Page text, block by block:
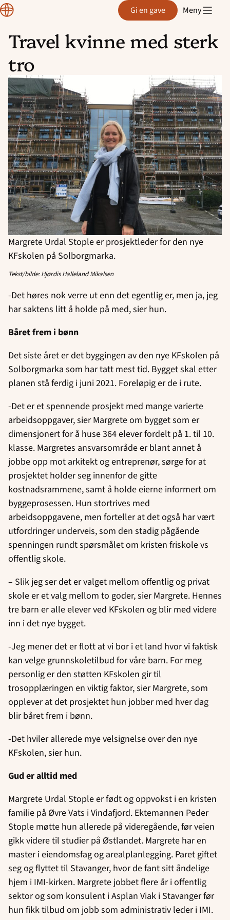
Hopp
til
innhold
Region
Rogaland Gi en gave Meny
Travel kvinne med sterk
tro
Margrete Urdal Stople er prosjektleder for den nye
KFskolen på Solborgmarka.
Tekst/bilde: Hjørdis Halleland Mikalsen
-Det høres nok verre ut enn det egentlig er, men ja, jeg
har saktens litt å holde på med, sier hun.
Båret frem i bønn
Det siste året er det byggingen av den nye KFskolen på
Solborgmarka som har tatt mest tid. Bygget skal etter
planen stå ferdig i juni 2021. Foreløpig er de i rute.
-Det er et spennende prosjekt med mange varierte
arbeidsoppgaver, sier Margrete om bygget som er
dimensjonert for å huse 364 elever fordelt på 1. til 10.
klasse. Margretes ansvarsområde er blant annet å
jobbe opp mot arkitekt og entreprenør, sørge for at
prosjektet holder seg innenfor de gitte
kostnadsrammene, samt å holde eierne informert om
byggeprosessen. Hun stortrives med
arbeidsoppgavene, men forteller at det også har vært
utfordringer underveis, som den stadig pågående
spenningen rundt spørsmålet om kristen friskole vs
offentlig skole.
– Slik jeg ser det er valget mellom offentlig og privat
skole er et valg mellom to goder, sier Margrete. Hennes
tre barn er alle elever ved KFskolen og blir med videre
inn i det nye bygget.
-Jeg mener det er flott at vi bor i et land hvor vi faktisk
kan velge grunnskoletilbud for våre barn. For meg
personlig er den støtten KFskolen gir til
trosopplæringen en viktig faktor, sier Margrete, som
opplever at det prosjektet hun jobber med hver dag
blir båret frem i bønn.
-Det hviler allerede mye velsignelse over den nye
KFskolen, sier hun.
Gud er alltid med
Margrete Urdal Stople er født og oppvokst i en kristen
familie på Øvre Vats i Vindafjord. Ektemannen Peder
Stople møtte hun allerede på videregående, før veien
gikk videre til studier på Østlandet. Margrete har en
master i eiendomsfag og arealplanlegging. Paret giftet
seg og flyttet til Stavanger, hvor de fant sitt åndelige
hjem i IMI-kirken. Margrete jobbet flere år i offentlig
sektor og som konsulent i Asplan Viak i Stavanger før
hun fikk tilbud om jobb som administrativ leder i IMI.